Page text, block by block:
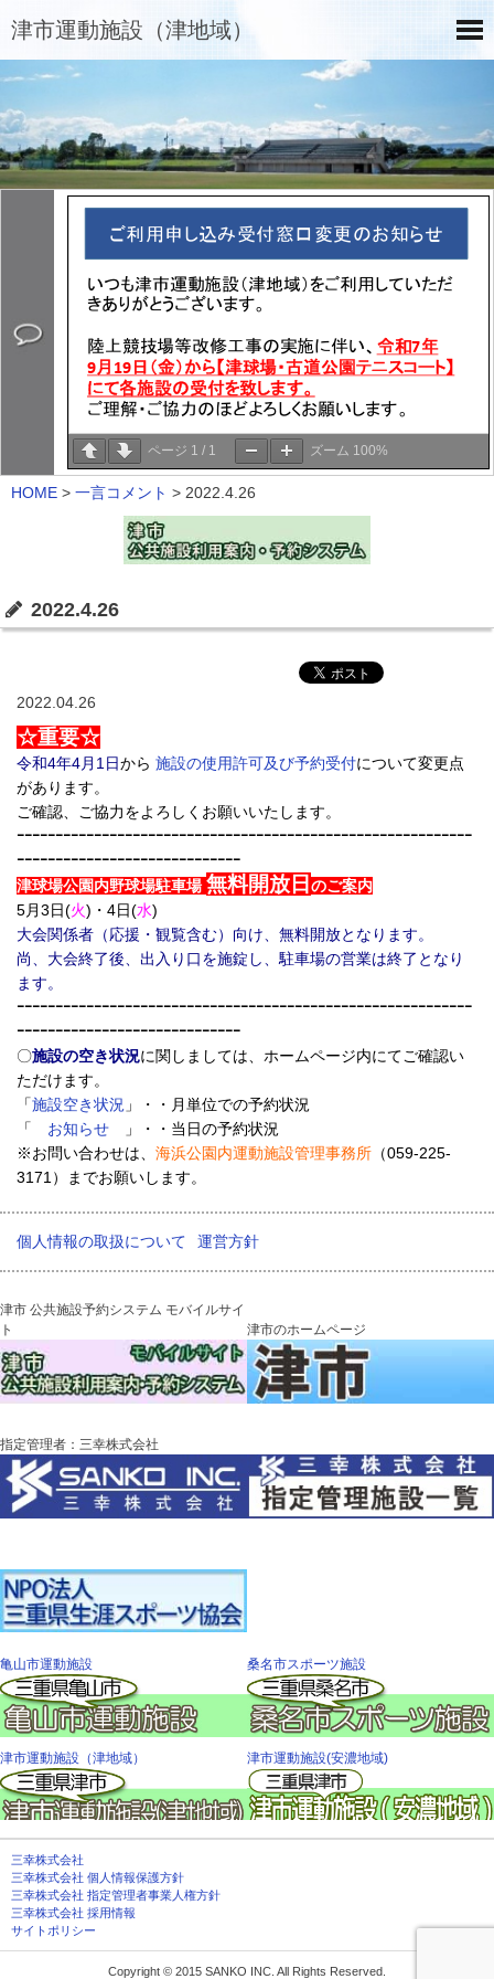
津市運動施設（津地域）
ページ 1 / 1 ズーム 100%
HOME > 一言コメント > 2022.4.26
2022.4.26
2022.04.26
☆重要☆
令和4年4月1日から 施設の使用許可及び予約受付について変更点
があります。
ご確認、ご協力をよろしくお願いいたします。
ｰｰｰｰｰｰｰｰｰｰｰｰｰｰｰｰｰｰｰｰｰｰｰｰｰｰｰｰｰｰｰｰｰｰｰｰｰｰｰｰｰｰｰｰｰｰｰｰｰｰｰｰｰｰｰｰｰｰｰ
ｰｰｰｰｰｰｰｰｰｰｰｰｰｰｰｰｰｰｰｰｰｰｰｰｰｰｰｰｰ
津球場公園内野球場駐車場無料開放日 のご案内
5月3日(火)・4日(水)
大会関係者（応援・観覧含む）向け、無料開放となります。
尚、大会終了後、出入り口を施錠し、駐車場の営業は終了となり
ます。
ｰｰｰｰｰｰｰｰｰｰｰｰｰｰｰｰｰｰｰｰｰｰｰｰｰｰｰｰｰｰｰｰｰｰｰｰｰｰｰｰｰｰｰｰｰｰｰｰｰｰｰｰｰｰｰｰｰｰｰ
ｰｰｰｰｰｰｰｰｰｰｰｰｰｰｰｰｰｰｰｰｰｰｰｰｰｰｰｰｰ
〇施設の空き状況に関しましては、ホームページ内にてご確認い
ただけます。
「施設空き状況 」・・月単位での予約状況
「
お知らせ
」・・当日の予約状況
※お問い合わせは、 海浜公園内運動施設管理事務所 （059-225-
3171）までお願いします。
個人情報の取扱について 運営方針
津市 公共施設予約システム モバイルサイ
ト
津市のホームページ
指定管理者：三幸株式会社